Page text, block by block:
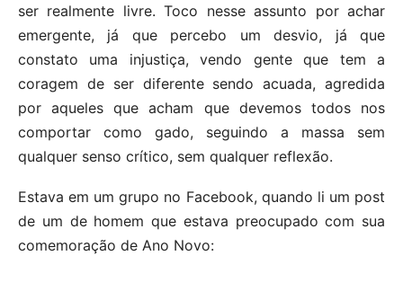
ser realmente livre. Toco nesse assunto por achar
emergente, já que percebo um desvio, já que
constato uma injustiça, vendo gente que tem a
coragem de ser diferente sendo acuada, agredida
por aqueles que acham que devemos todos nos
comportar como gado, seguindo a massa sem
qualquer senso crítico, sem qualquer reflexão.
Estava em um grupo no Facebook, quando li um post
de um de homem que estava preocupado com sua
comemoração de Ano Novo: